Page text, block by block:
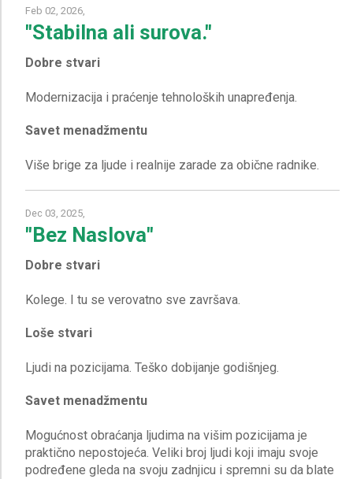
Feb 02, 2026,
"Stabilna ali surova."
Dobre stvari
Savet menadžmentu
Dec 03, 2025,
"Bez Naslova"
Dobre stvari
Loše stvari
Savet menadžmentu
Mogućnost obraćanja ljudima na višim pozicijama je
praktično nepostojeća. Veliki broj ljudi koji imaju svoje
podređene gleda na svoju zadnjicu i spremni su da blate